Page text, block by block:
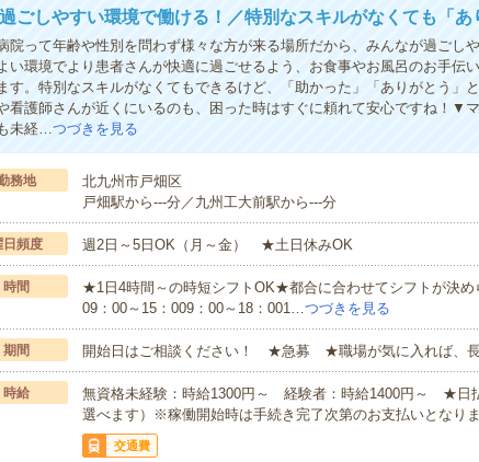
ごしやすい環境で働ける！／特別なスキルがなくても「あ
院って年齢や性別を問わず様々な方が来る場所だから、みんなが過ごし
い環境でより患者さんが快適に過ごせるよう、お食事やお風呂のお手伝
す。特別なスキルがなくてもできるけど、「助かった」「ありがとう」
看護師さんが近くにいるのも、困った時はすぐに頼れて安心ですね！▼
未経…つづきを見る
務地
北九州市戸畑区
戸畑駅から---分／九州工大前駅から---分
日頻度 週2日～5日OK（月～金） ★土日休みOK
時間
★1日4時間～の時短シフトOK★都合に合わせてシフトが決め
09：00～15：009：00～18：001…つづきを見る
期間 開始日はご相談ください！ ★急募 ★職場が気に入れば、長
時給
無資格未経験：時給1300円～ 経験者：時給1400円～ ★日
選べます）※稼働開始時は手続き完了次第のお支払いとなりま
交通費